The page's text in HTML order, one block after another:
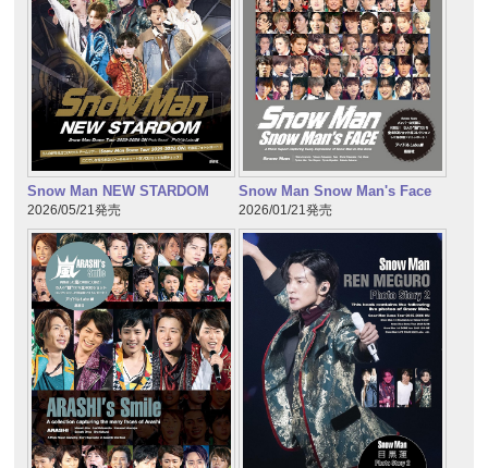
Snow Man NEW STARDOM
2026/05/21発売
Snow Man Snow Man's Face
2026/01/21発売